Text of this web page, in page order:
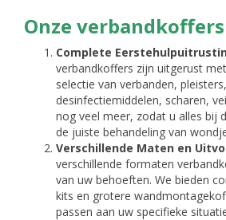
Onze verbandkoffers
Complete
verbandkoffers zijn uitgerust
selectie van verbanden, pleisters,
desinfectiemiddelen, scharen,
nog veel meer, zodat u alles bij
de juiste behandeling van
Verschillende Maten en
verschillende formaten
van uw behoeften. We bieden
kits en grotere
passen aan uw specifieke